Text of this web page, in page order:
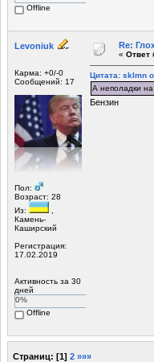
Offline
Levoniuk
Карма: +0/-0
Сообщений: 17
Пол:
Возраст: 28
Из:
Камень-
Каширский
Регистрация:
17.02.2019
Активность за 30
дней
0%
Offline
Re:
« Ответ
Цитата: sklmn
А неполадки
Бензин
Страниц: [1] 2 »»»